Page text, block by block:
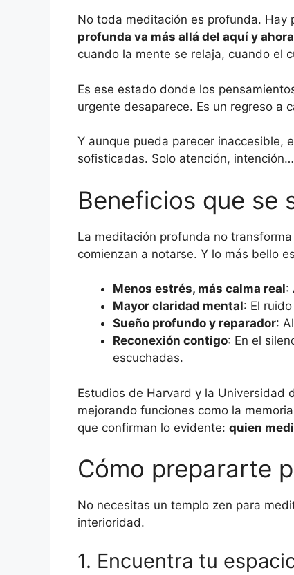
No toda meditación es profunda. Hay
profunda va más allá del aquí y ahora
cuando la mente se relaja, cuando el
Es ese estado donde los
urgente desaparece. Es un regreso a
Y aunque pueda parecer inaccesible,
sofisticadas. Solo atención,
Beneficios que se
La meditación profunda no
comienzan a notarse. Y lo más bello
Menos estrés, más calma real:
Mayor claridad mental: El
Sueño profundo y reparador:
Reconexión contigo: En el
escuchadas.
Estudios de Harvard y la Universidad
mejorando funciones como la
que confirman lo evidente: quien
Cómo prepararte
No necesitas un templo zen para
interioridad.
1. Encuentra tu